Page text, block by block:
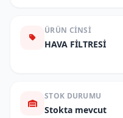
ÜRÜN CINSI
HAVA FİLTRESİ
STOK DURUMU
Stokta mevcut